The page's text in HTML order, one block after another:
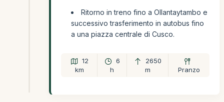
Ritorno in treno fino a Ollantaytambo e
successivo trasferimento in autobus fino
a una piazza centrale di Cusco.
12
km
6
h
2650
m
Pranzo